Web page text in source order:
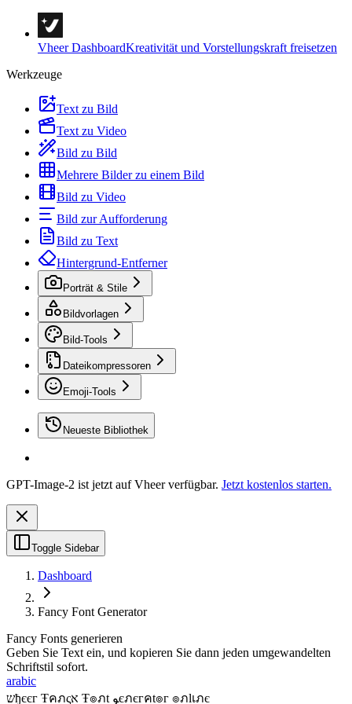
Vheer DashboardKreativität und Vorstellungskraft freisetzen
Werkzeuge
Text zu Bild
Text zu Video
Bild zu Bild
Mehrere Bilder zu einem Bild
Bild zu Video
Bild zur Aufforderung
Bild zu Text
Hintergrund-Entferner
Porträt & Stile
Bildvorlagen
Bild-Tools
Dateikompressoren
Emoji-Tools
Neueste Bibliothek
GPT-Image-2 ist jetzt auf Vheer verfügbar. Jetzt kostenlos starten.
Toggle Sidebar
Dashboard
Fancy Font Generator
Fancy Fonts generieren
Geben Sie Text ein, und kopieren Sie dann jeden umgewandelten
Schriftstil sofort.
arabic
שђєєг Ŧคภςא Ŧ๏ภt ﻮєภєгคt๏г ๏ภlเภє